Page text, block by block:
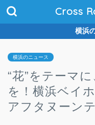
Cross
横浜
横浜のニュース
“花”をテーマ
を！横浜ベイ
アフタヌーン